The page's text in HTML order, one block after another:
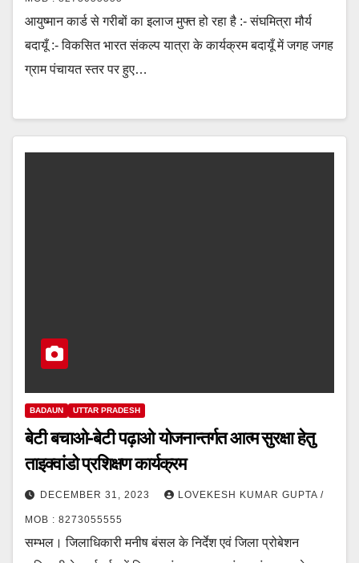
आयुष्मान कार्ड से गरीबों का इलाज मुफ्त हो रहा है :- संघमित्रा मौर्य
बदायूँ :- विकसित भारत संकल्प यात्रा के कार्यक्रम बदायूँ में जगह जगह
ग्राम पंचायत स्तर पर हुए…
BADAUN UTTAR PRADESH
बेटी बचाओ-बेटी पढ़ाओ योजनान्तर्गत आत्म सुरक्षा हेतु
ताइक्वांडो प्रशिक्षण कार्यक्रम
DECEMBER 31, 2023 LOVEKESH KUMAR GUPTA /
MOB : 8273055555
सम्भल। जिलाधिकारी मनीष बंसल के निर्देश एवं जिला प्रोबेशन